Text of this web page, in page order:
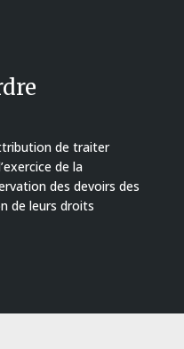
de traiter
de la
des devoirs des
de leurs droits